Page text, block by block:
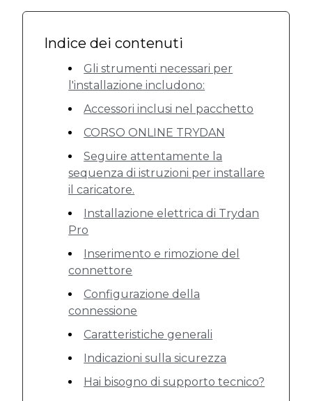
Indice dei contenuti
Gli strumenti necessari per
l'installazione includono:
Accessori inclusi nel pacchetto
CORSO ONLINE TRYDAN
Seguire attentamente la
sequenza di istruzioni per installare
il caricatore.
Installazione elettrica di Trydan
Pro
Inserimento e rimozione del
connettore
Configurazione della
connessione
Caratteristiche generali
Indicazioni sulla sicurezza
Hai bisogno di supporto tecnico?